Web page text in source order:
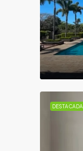
DESTACADA